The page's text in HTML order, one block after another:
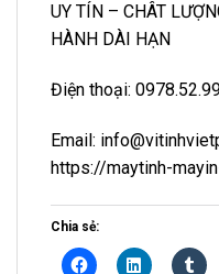
UY TÍN – CHÂT
HÀNH DÀI HẠN
Điện thoại:
Email:
https://maytinh-
Chia sẻ: